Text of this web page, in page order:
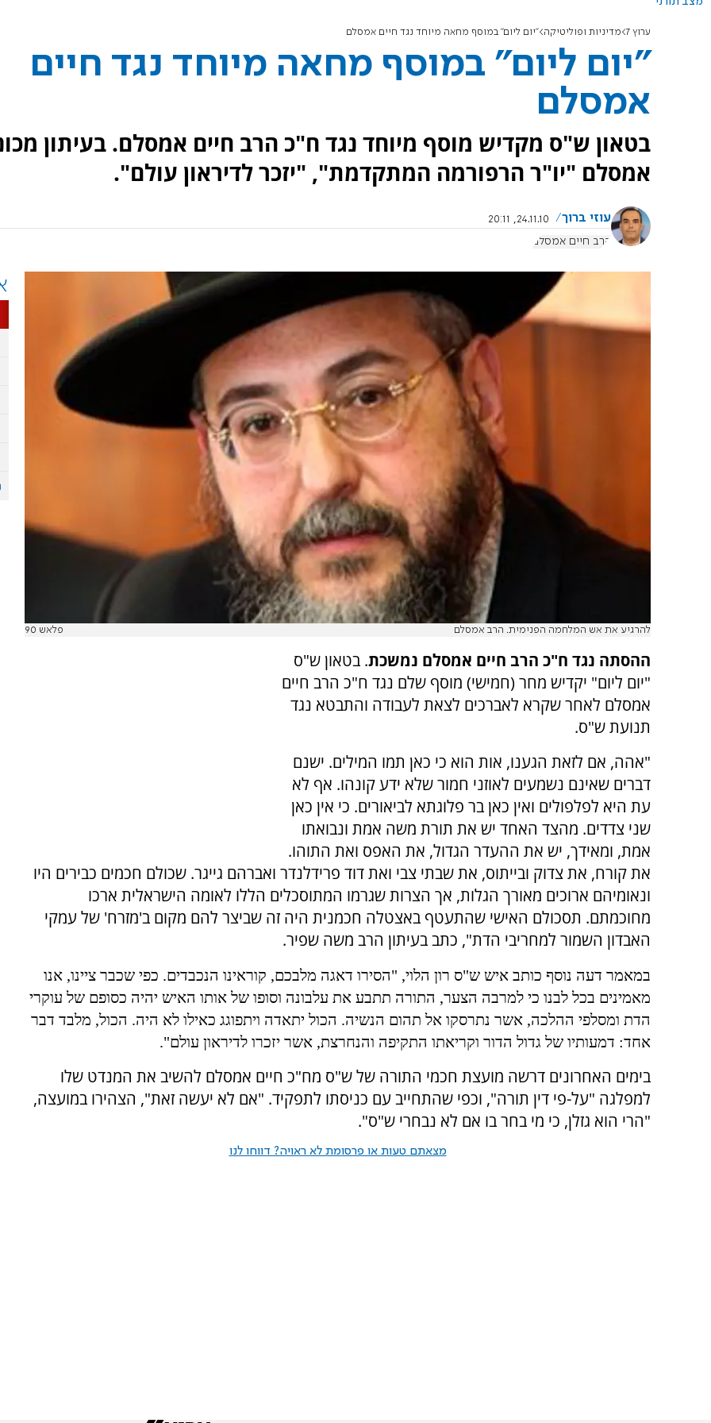
ערוץ 7 מדיניות ופוליטיקה "יום ליום" במוסף מחאה מיוחד נגד חיים אמסלם
"יום ליום" במוסף מחאה מיוחד נגד חיים
אמסלם
בטאון ש"ס מקדיש מוסף מיוחד נגד ח"כ הרב חיים אמסלם. בעיתון
אמסלם "יו"ר הרפורמה המתקדמת", "יזכר לדיראון עולם".
עוזי ברוך
24.11.10, 20:11
הרב חיים אמסלם
להרגיע את אש המלחמה הפנימית. הרב אמסלם פלאש 90
ההסתה נגד ח"כ הרב חיים אמסלם נמשכת. בטאון ש"ס
"יום ליום" יקדיש מחר (חמישי) מוסף שלם נגד ח"כ הרב חיים
אמסלם לאחר שקרא לאברכים לצאת לעבודה והתבטא נגד
תנועת ש"ס.
"אהה, אם לזאת הגענו, אות הוא כי כאן תמו המילים. ישנם
דברים שאינם נשמעים לאוזני חמור שלא ידע קונהו. אף לא
עת היא לפלפולים ואין כאן בר פלוגתא לביאורים. כי אין כאן
שני צדדים. מהצד האחד יש את תורת משה אמת ונבואתו
אמת, ומאידך, יש את ההעדר הגדול, את האפס ואת התוהו.
את קורח, את צדוק ובייתוס, את שבתי צבי ואת דוד פרידלנדר ואברהם גייגר. שכולם חכמים כבירים היו
ונאומיהם ארוכים מאורך הגלות, אך הצרות שגרמו המתוסכלים הללו לאומה הישראלית ארכו
מחוכמתם. תסכולם האישי שהתעטף באצטלה חכמנית היה זה שביצר להם מקום ב'מזרח' של עמקי
האבדון השמור למחריבי הדת", כתב בעיתון הרב משה שפיר.
במאמר דעה נוסף כותב איש ש"ס רון הלוי, "הסירו דאגה מלבכם, קוראינו הנכבדים. כפי שכבר ציינו, אנו
מאמינים בכל לבנו כי למרבה הצער, התורה תתבע את עלבונה וסופו של אותו האיש יהיה כסופם של עוקרי
הדת ומסלפי ההלכה, אשר נתרסקו אל תהום הנשיה. הכול יתאדה ויתפוגג כאילו לא היה. הכול, מלבד דבר
אחד: דמעותיו של גדול הדור וקריאתו התקיפה והנחרצת, אשר יזכרו לדיראון עולם".
בימים האחרונים דרשה מועצת חכמי התורה של ש"ס מח"כ חיים אמסלם להשיב את המנדט שלו
למפלגה "על-פי דין תורה", וכפי שהתחייב עם כניסתו לתפקיד. "אם לא יעשה זאת", הצהירו במועצה,
"הרי הוא גזלן, כי מי בחר בו אם לא נבחרי ש"ס".
מצאתם טעות או פרסומת לא ראויה? דווחו לנו